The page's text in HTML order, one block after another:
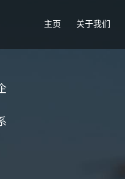
主页 关于我们